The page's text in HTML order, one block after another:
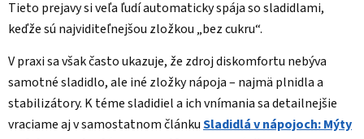
Tieto prejavy si veľa ľudí automaticky spája so sladidlami,
keďže sú najviditeľnejšou zložkou „bez cukru“.
V praxi sa však často ukazuje, že zdroj diskomfortu nebýva
samotné sladidlo, ale iné zložky nápoja – najmä plnidla a
stabilizátory. K téme sladidiel a ich vnímania sa detailnejšie
vraciame aj v samostatnom článkuSladidlá v nápojoch: Mýty